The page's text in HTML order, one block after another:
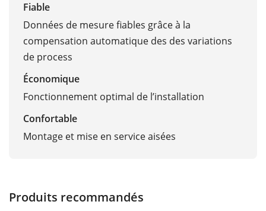
Fiable
Données de mesure fiables grâce à la
compensation automatique des des variations
de process
Économique
Fonctionnement optimal de l’installation
Confortable
Montage et mise en service aisées
Produits recommandés